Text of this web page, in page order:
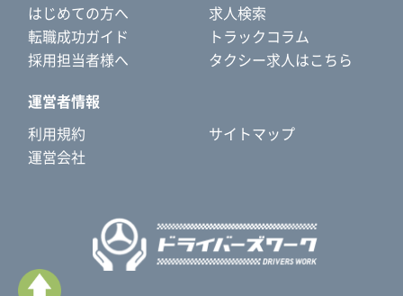
はじめての方へ
求人検索
転職成功ガイド
トラックコラム
採用担当者様へ
タクシー求人はこちら
運営者情報
利用規約
サイトマップ
運営会社